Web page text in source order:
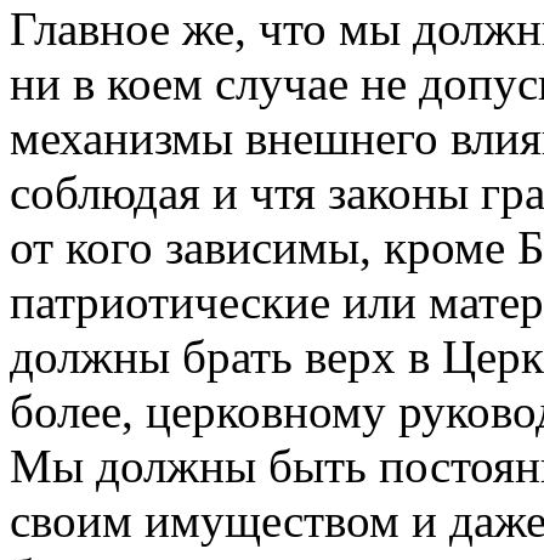
Главное же, что мы
ни в коем случае не
механизмы внешнего
соблюдая и чтя законы
от кого зависимы, кроме
патриотические или
должны брать верх в
более, церковному
Мы должны быть
своим имуществом и